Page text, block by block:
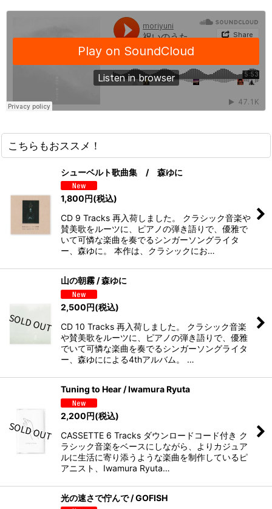
こちらもおススメ！
シューベルト歌曲集 / 森ゆに
1,800円(税込)
CD 9 Tracks 再入荷しました。 クラシック音楽や
賛美歌をルーツに、ピアノの弾き語りで、優雅で
いて可憐な楽曲を奏でるシンガーソングライタ
ー、森ゆに。 本作は、クラシックにお…
山の朝霧 / 森ゆに
2,500円(税込)
CD 10 Tracks 再入荷しました。 クラシック音楽
や賛美歌をルーツに、ピアノの弾き語りで、優雅
でいて可憐な楽曲を奏でるシンガーソングライタ
ー、森ゆにによる4thアルバム。 …
Tuning to Hear / Iwamura Ryuta
2,200円(税込)
CASSETTE 6 Tracks ダウンロードコード付き ク
ラシック音楽をベースにしながら、よりカジュア
ルに生活に寄り添うような楽曲を制作しているピ
アニスト、Iwamura Ryuta…
光の速さで佇んで / GOFISH